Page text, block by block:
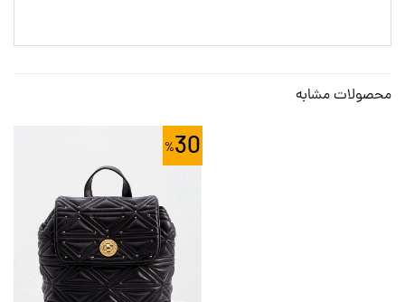
محصولات مشابه
30